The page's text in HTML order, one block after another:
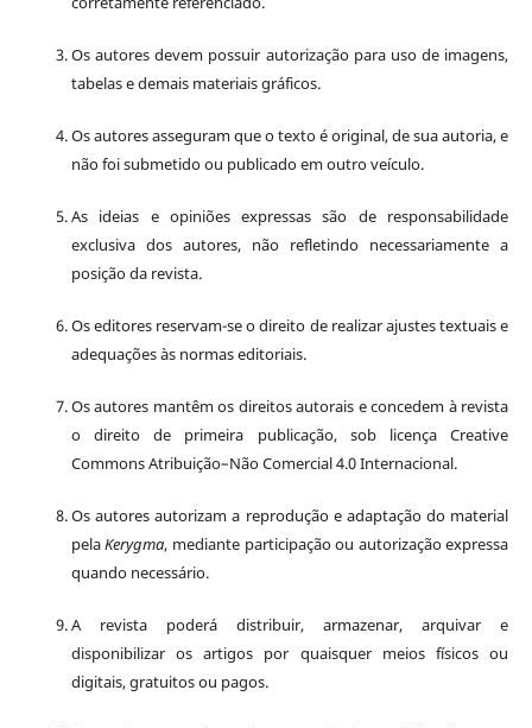
Os autores devem possuir autorização para uso de imagens,
tabelas e demais materiais gráficos.
Os autores asseguram que o texto é original, de sua autoria, e
não foi submetido ou publicado em outro veículo.
As ideias e opiniões expressas são de responsabilidade
exclusiva dos autores, não refletindo necessariamente a
posição da revista.
Os editores reservam-se o direito de realizar ajustes textuais e
adequações às normas editoriais.
Os autores mantêm os direitos autorais e concedem à revista
o direito de primeira publicação, sob licença Creative
Commons Atribuição–Não Comercial 4.0 Internacional.
Os autores autorizam a reprodução e adaptação do material
pelaKerygma, mediante participação ou autorização expressa
quando necessário.
A revista poderá distribuir, armazenar, arquivar e
disponibilizar os artigos por quaisquer meios físicos ou
digitais, gratuitos ou pagos.